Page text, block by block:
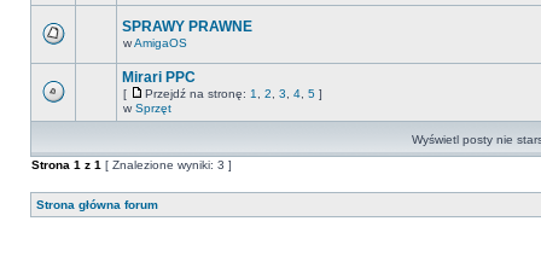
SPRAWY PRAWNE
wAmigaOS
Mirari PPC
[ Przejdź na stronę: 1 2 3 4 5 ]
w Sprzęt
Wyświetl posty nie
Strona 1 z 1 [ Znalezione wyniki: 3 ]
Strona główna forum